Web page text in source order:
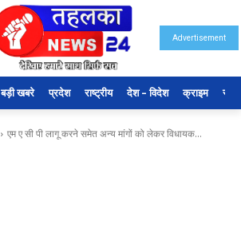
Advertisement
बड़ी खबरे प्रदेश राष्ट्रीय देश – विदेश क्राइम
एम ए सी पी लागू करने समेत अन्य मांगों को लेकर विधायक...